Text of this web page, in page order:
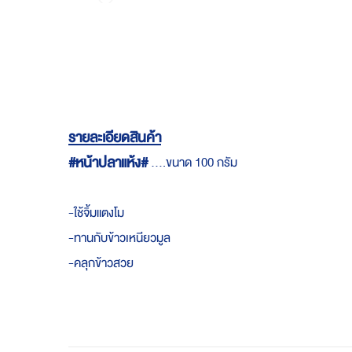
gallery
รายละเอียดสินค้า
#หน้าปลาแห้ง#....ขนาด 100 กรัม
-ใช้จิ้มแตงโม
-ทานกับข้าวเหนียวมูล
-คลุกข้าวสวย